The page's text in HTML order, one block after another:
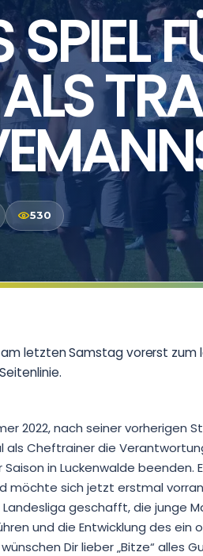
SPIEL
530
letzten Samstag vorerst zum
2022, nach seiner vorherigen
als Cheftrainer die
in Luckenwalde beenden.
möchte sich jetzt erstmal
geschafft, die junge
und die Entwicklung des ein
Dir lieber „Bitze“ alles